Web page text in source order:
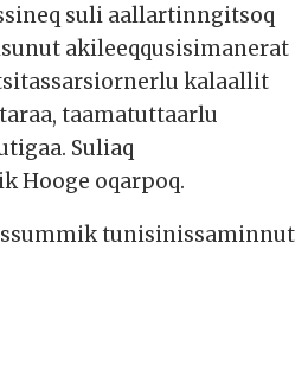
suli aallartinngitsoq
akileeqqusisimanerat
kalaallit
taamatuttaarlu
Suliaq
Hooge oqarpoq.
tunisinissaminnut